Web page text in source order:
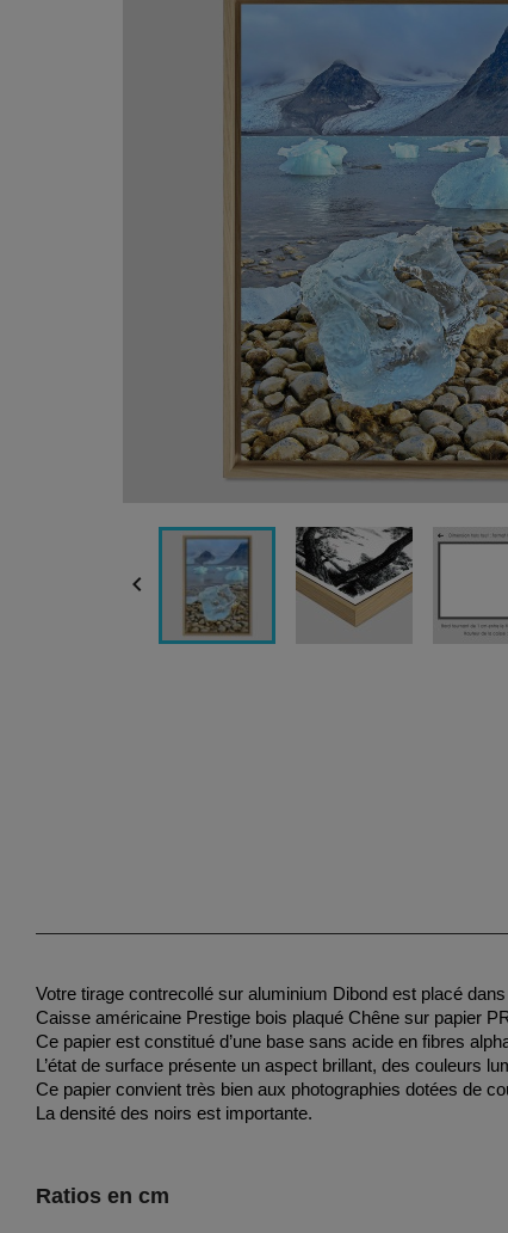

Votre tirage contrecollé sur aluminium Dibond est placé
Caisse américaine Prestige bois plaqué Chêne sur papier
Ce papier est constitué d’une base sans acide en fibres
L’état de surface présente un aspect brillant, des couleurs
Ce papier convient très bien aux photographies dotées de
La densité des noirs est importante.
Ratios en cm